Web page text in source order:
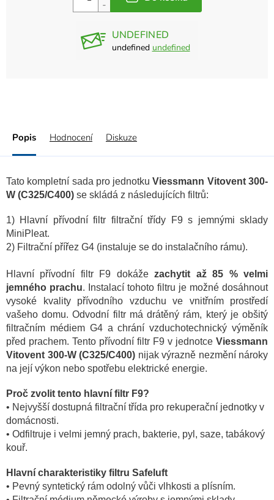
UNDEFINED
undefined undefined
Popis Hodnocení Diskuze
Tato kompletní sada pro jednotkuViessmann Vitovent 300-
W (C325/C400) se skládá z následujících filtrů:
1) Hlavní přívodní filtr filtrační třídy F9 s jemnými sklady
MiniPleat.
2) Filtrační přířez G4 (instaluje se do instalačního rámu).
Hlavní přívodní filtr F9 dokážezachytit až 85 % velmi
jemného prachu. Instalací tohoto filtru je možné dosáhnout
vysoké kvality přívodního vzduchu ve vnitřním prostředí
vašeho domu. Odvodní filtr má drátěný rám, který je obšitý
filtračním médiem G4 a chrání vzduchotechnický výměník
před prachem. Tento přívodní filtr F9 v jednotce Viessmann
Vitovent 300-W (C325/C400) nijak výrazně nezmění nároky
na její výkon nebo spotřebu elektrické energie.
Proč zvolit tento hlavní filtr F9?
• Nejvyšší dostupná filtrační třída pro rekuperační jednotky v
domácnosti.
• Odfiltruje i velmi jemný prach, bakterie, pyl, saze, tabákový
kouř.
Hlavní charakteristiky filtru Safeluft
• Pevný syntetický rám odolný vůči vlhkosti a plísním.